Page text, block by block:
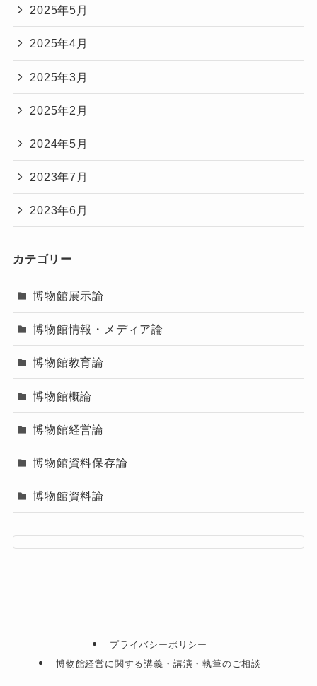
2025年5月
2025年4月
2025年3月
2025年2月
2024年5月
2023年7月
2023年6月
カテゴリー
博物館展示論
博物館情報・メディア論
博物館教育論
博物館概論
博物館経営論
博物館資料保存論
博物館資料論
プライバシーポリシー
博物館経営に関する講義・講演・執筆のご相談